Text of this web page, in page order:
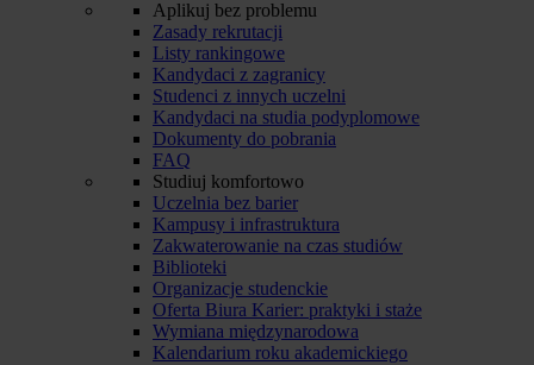
Aplikuj bez problemu
Zasady rekrutacji
Listy rankingowe
Kandydaci z zagranicy
Studenci z innych uczelni
Kandydaci na studia podyplomowe
Dokumenty do pobrania
FAQ
Studiuj komfortowo
Uczelnia bez barier
Kampusy i infrastruktura
Zakwaterowanie na czas studiów
Biblioteki
Organizacje studenckie
Oferta Biura Karier: praktyki i staże
Wymiana międzynarodowa
Kalendarium roku akademickiego